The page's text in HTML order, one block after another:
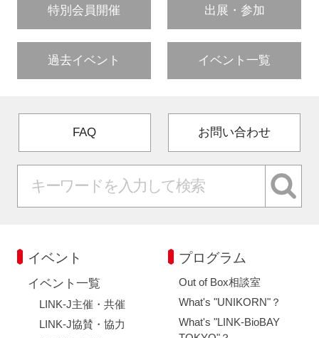
特別会員開催 出展・参加
過去イベント イベント一覧
FAQ お問い合わせ
イベント
イベント一覧
LINK-J主催・共催
LINK-J協賛・協力
プログラム
Out of Box相談室
What's "UNIKORN"？
What's "LINK-BioBAY